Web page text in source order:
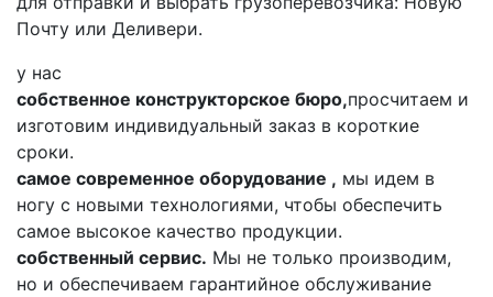
Почту или Деливери.
у нас
собственное конструкторское бюро,просчитаем и
изготовим индивидуальный заказ в короткие
сроки.
самое современное оборудование , мы идем в
ногу с новыми технологиями, чтобы обеспечить
самое высокое качество продукции.
собственный сервис. Мы не только производим,
но и обеспечиваем гарантийное обслуживание